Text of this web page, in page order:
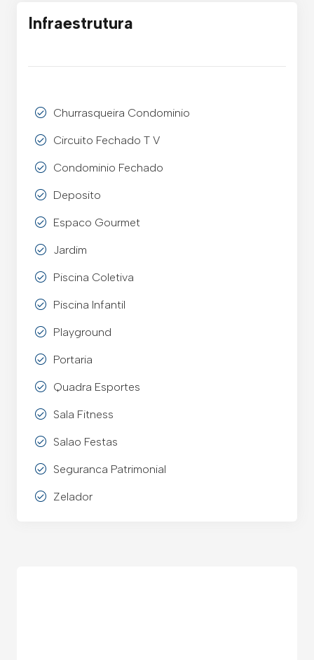
Infraestrutura
Churrasqueira Condominio
Circuito Fechado T V
Condominio Fechado
Deposito
Espaco Gourmet
Jardim
Piscina Coletiva
Piscina Infantil
Playground
Portaria
Quadra Esportes
Sala Fitness
Salao Festas
Seguranca Patrimonial
Zelador